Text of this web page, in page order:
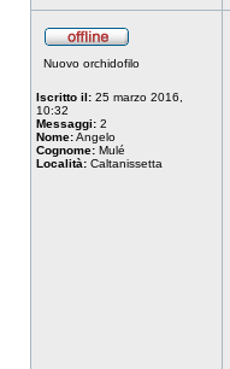
Nuovo orchidofilo
Iscritto il: 25 marzo 2016,
10:32
Messaggi: 2
Nome:Angelo
Cognome: Mulé
Località: Caltanissetta